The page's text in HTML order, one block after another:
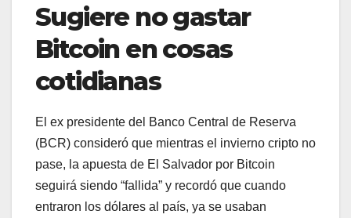
Sugiere no gastar
Bitcoin en cosas
cotidianas
El ex presidente del Banco Central de Reserva
(BCR) consideró que mientras el invierno cripto no
pase, la apuesta de El Salvador por Bitcoin
seguirá siendo “fallida” y recordó que cuando
entraron los dólares al país, ya se usaban